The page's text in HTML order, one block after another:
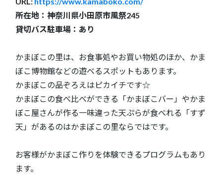
所在地：神奈川県小田原市風祭245
貸切バス駐車場：あり
かまぼこの里は、お食事処やお買い物処のほか、かま
ぼこ博物館などの遊べるスポットもあります。
かまぼこの品ぞろえはピカイチです☆
かまぼこの食べ比べができる「かまぼこバー」やかま
ぼこ屋さんが作る一味違った天ぷらが食べれる「すず
天」があるのはかまぼこの里ならではです。
お客様がかまぼこ作りを体験できるプログラムもあり
ます。